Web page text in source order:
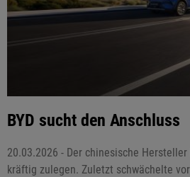
BYD sucht den Anschluss
20.03.2026 - Der chinesische
kräftig zulegen. Zuletzt schwächelte